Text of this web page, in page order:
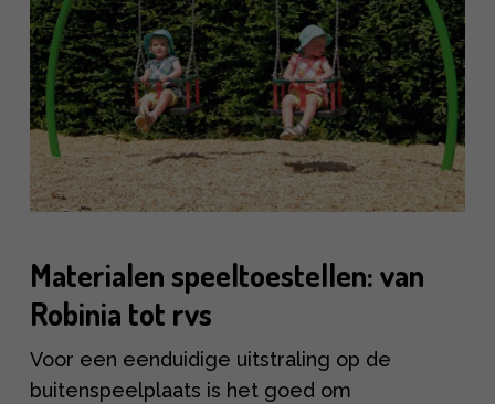
Materialen speeltoestellen: van
Robinia tot rvs
Voor een eenduidige uitstraling op de
buitenspeelplaats is het goed om